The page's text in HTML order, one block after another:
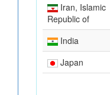
Iran, Islamic
Republic of
India
Japan